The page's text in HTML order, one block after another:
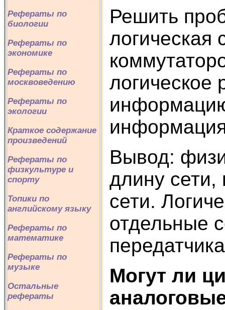
Рефераты по
биологии
Рефераты по
экономике
Рефераты по
москвоведению
Рефераты по
экологии
Краткое содержание
произведений
Рефераты по
физкультуре и
спорту
Топики по
английскому языку
Рефераты по
математике
Рефераты по
музыке
Остальные
рефераты
Решить
логическая
логическое
Вывод:
длину сети,
сети.
отдельные
Могут ли